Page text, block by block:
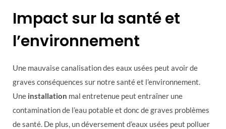
Impact sur la santé et
l’environnement
Une mauvaise canalisation des eaux usées peut avoir de
graves conséquences sur notre santé et l’environnement.
Une installation mal entretenue peut entraîner une
contamination de l’eau potable et donc de graves problèmes
de santé. De plus, un déversement d’eaux usées peut polluer